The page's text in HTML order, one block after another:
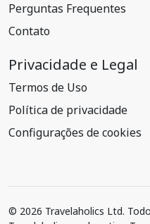
Perguntas Frequentes
Contato
Privacidade e Legal
Termos de Uso
Política de privacidade
Configurações de cookies
© 2026 Travelaholics Ltd.